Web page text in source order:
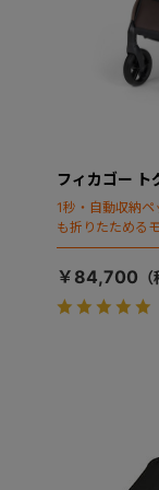
フィカゴー ト
1秒・自動収納
も折りたためる
￥84,700